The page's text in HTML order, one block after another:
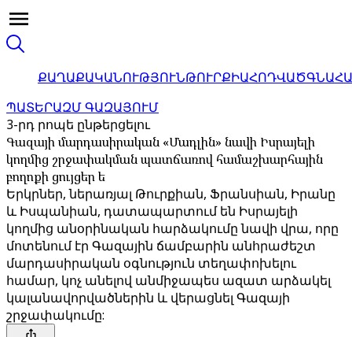
ՔԱՂԱՔԱԿԱՆՈՒԹՅՈՒՆԹՈՒՐՔԻԱՀՈԴՎԱԾ
ՊԱՏԵՐԱԶՄ ԳԱԶԱՅՈՒՄ
3-րդ րոպե ընթերցելու
Գազայի մարդասիրական «Մադլին» նավի Իսրայելի
կողմից շրջափակման պատճառով համաշխարհային
բողոքի ցույցեր ե
Երկրներ, ներառյալ Թուրքիան, Ֆրանսիան, Իրանը
և Իսպանիան, դատապարտում են Իսրայելի
կողմից անօրինական հարձակումը նավի վրա, որը
մոտենում էր Գազային ճամբարին անհրաժեշտ
մարդասիրական օգնություն տեղափոխելու
համար, կոչ անելով անմիջապես ազատ արձակել
կալանավորվածներին և վերացնել Գազայի
շրջափակումը: